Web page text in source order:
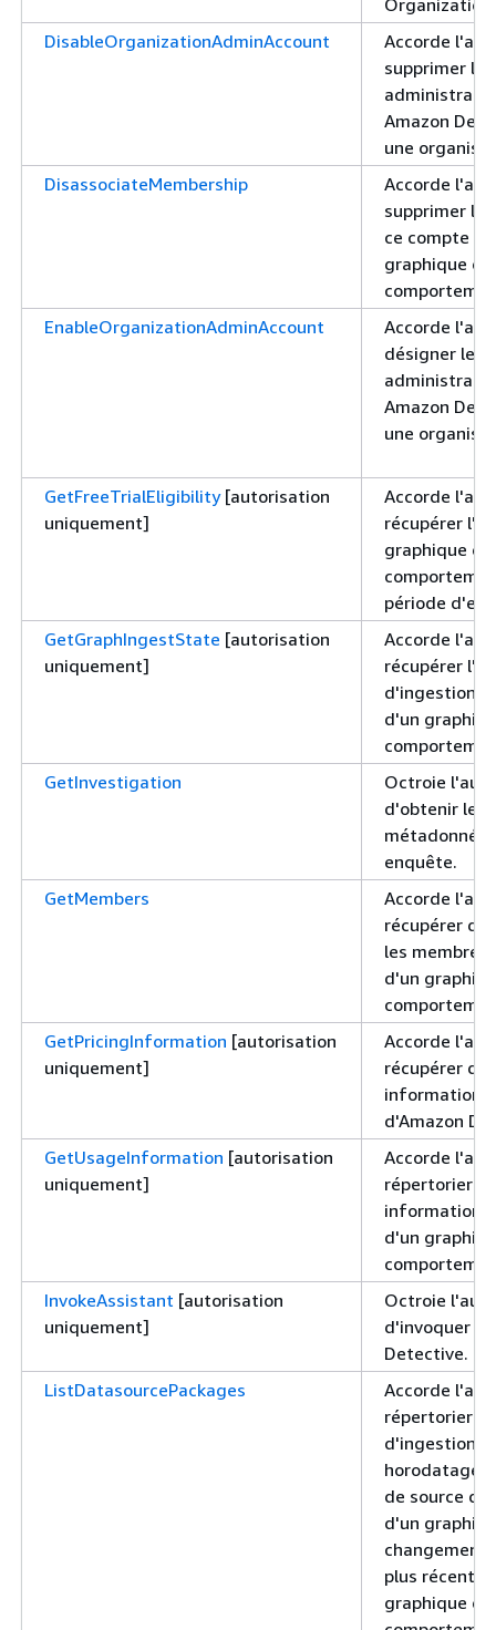
DisableOrganizationAdminAccount
Accorde
supprimer le
Amazon
une
DisassociateMembership
Accorde
supprimer
ce compte
graphique de
EnableOrganizationAdminAccount
Accorde
désigner le
Amazon
une
GetFreeTrialEligibility[autorisation
uniquement]
Accorde
récupérer
graphique de
période
GetGraphIngestState [autorisation
uniquement]
Accorde
récupérer
d'ingestion
d'un
GetInvestigation
Octroie
d'obtenir le
enquête.
GetMembers
Accorde
récupérer
les membres
d'un
GetPricingInformation [autorisation
uniquement]
Accorde
récupérer des
informations
d'Amazon
GetUsageInformation [autorisation
uniquement]
Accorde
répertorier
d'un
InvokeAssistant [autorisation
uniquement]
Octroie
d'invoquer
Detective.
ListDatasourcePackages
Accorde
répertorier
d'ingestion
horodatages
de source de
d'un
plus récents
graphique de